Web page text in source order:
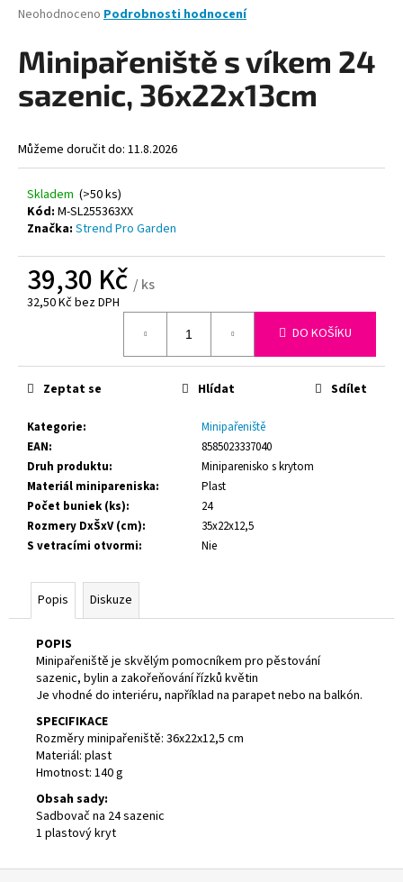
Průměrné
produktu
je
z
Neohodnoceno Podrobnosti hodnocení
Minipařeniště s víkem 24
sazenic, 36x22x13cm
Můžeme doručit do: 11.8.2026
Skladem (>50 ks)
Kód: M-SL255363XX
Značka: Strend Pro Garden
39,30 Kč / ks
32,50 Kč bez DPH
DO KOŠÍKU
Kategorie:
Minipařeniště
EAN:
8585023337040
Druh produktu:
Miniparenisko s krytom
Materiál minipareniska:
Plast
Počet buniek (ks):
24
Rozmery DxŠxV (cm):
35x22x12,5
S vetracími otvormi: Nie
Zeptat se Hlídat Sdílet
Popis Diskuze
POPIS
Minipařeniště je skvělým pomocníkem pro pěstování
sazenic, bylin a zakořeňování řízků květin
Je vhodné do interiéru, například na parapet nebo na balkón.
SPECIFIKACE
Rozměry minipařeniště: 36x22x12,5 cm
Materiál: plast
Hmotnost: 140 g
Obsah sady:
Sadbovač na 24 sazenic
1 plastový kryt
a
j
í
t
HLEDAT
D
o
r
u
u
m
ORIGINAL,
1,2L